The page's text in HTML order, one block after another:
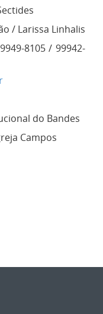
/ Larissa Linhalis
8105 / 99942-
do Bandes
Campos